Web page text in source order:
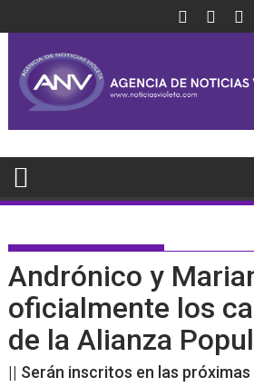
al
contenido
Andrónico y
oficialmente los
de la Alianza
|| Serán inscritos en las